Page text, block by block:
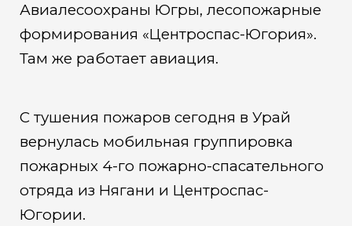
Авиалесоохраны Югры, лесопожарные
формирования «Центроспас-Югория».
Там же работает авиация.
С тушения пожаров сегодня в Урай
вернулась мобильная группировка
пожарных 4-го пожарно-спасательного
отряда из Нягани и Центроспас-
Югории.